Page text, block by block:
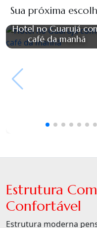
Sua próxima
Hotel no Guarujá
café da manhã
Estrutura
Confortável
Estrutura moderna